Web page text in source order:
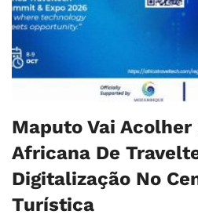
Maputo Vai Acolher
Africana De
Digitalização No
Turística